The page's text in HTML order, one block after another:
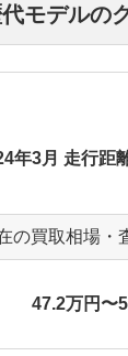
モデルの
年3月 走行距
の買取相場・
47.2万円〜